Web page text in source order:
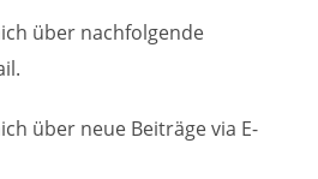
über nachfolgende
über neue Beiträge via E-